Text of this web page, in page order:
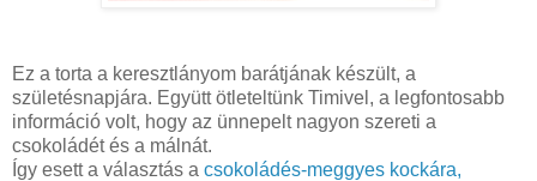
Ez a torta a keresztlányom barátjának készült, a
születésnapjára. Együtt ötleteltünk Timivel, a legfontosabb
információ volt, hogy az ünnepelt nagyon szereti a
csokoládét és a málnát.
Így esett a választás a csokoládés-meggyes kockára,